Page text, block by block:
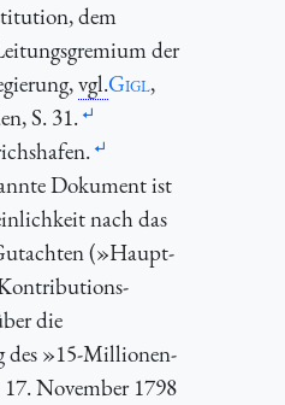
dem
der
vgl.Gigl,
S. 31.
Dokument ist
nach das
(»Haupt-
die
»15-Millionen-
November 1798